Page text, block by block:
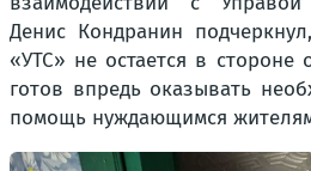
Денис Кондранин
«УТС» не остается в
готов впредь оказывать
помощь нуждающимся